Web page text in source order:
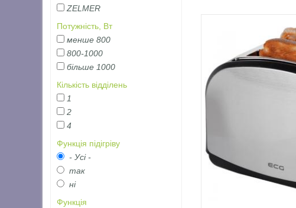
ZELMER
Потужність, Вт
менше 800
800-1000
більше 1000
Кількість відділень
1
2
4
Функція підігріву
- Усі -
так
ні
Функція